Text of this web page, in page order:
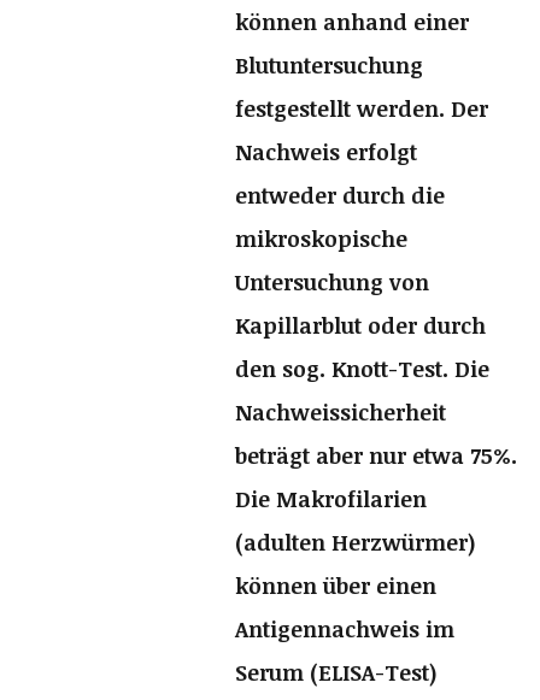
können anhand einer
Blutuntersuchung
festgestellt werden. Der
Nachweis erfolgt
entweder durch die
mikroskopische
Untersuchung von
Kapillarblut oder durch
den sog. Knott-Test. Die
Nachweissicherheit
beträgt aber nur etwa 75%.
Die Makrofilarien
(adulten Herzwürmer)
können über einen
Antigennachweis im
Serum (ELISA-Test)